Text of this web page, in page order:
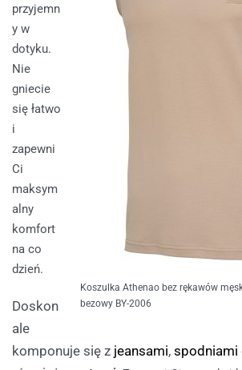
Koszulka Athenao bez rękawów
bezowy BY-2006
przyjemn
y w
dotyku.
Nie
gniecie
się łatwo
i
zapewni
Ci
maksym
alny
komfort
na co
dzień.
Doskon
ale
komponuje się z jeansami, spodniami